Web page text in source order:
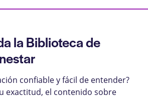
la Biblioteca de
confiable y fácil de entender?
exactitud, el contenido sobre